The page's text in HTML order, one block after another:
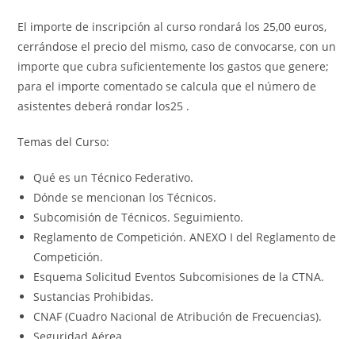
El importe de inscripción al curso rondará los 25,00 euros,
cerrándose el precio del mismo, caso de convocarse, con un
importe que cubra suficientemente los gastos que genere;
para el importe comentado se calcula que el número de
asistentes deberá rondar los25 .
Temas del Curso:
Qué es un Técnico Federativo.
Dónde se mencionan los Técnicos.
Subcomisión de Técnicos. Seguimiento.
Reglamento de Competición. ANEXO I del Reglamento de
Competición.
Esquema Solicitud Eventos Subcomisiones de la CTNA.
Sustancias Prohibidas.
CNAF (Cuadro Nacional de Atribución de Frecuencias).